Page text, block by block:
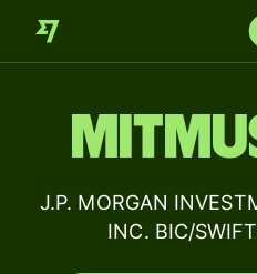
J.P. MORGAN
INC. BIC/